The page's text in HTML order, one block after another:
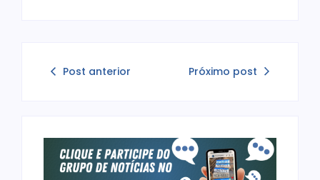
Post anterior Próximo post